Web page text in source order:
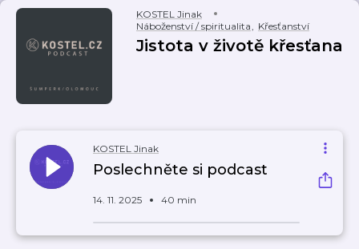
KOSTEL Jinak
Náboženství / spiritualita, Křesťanství
Jistota v životě křesťana
KOSTEL Jinak
Poslechněte si podcast
14. 11. 2025 40 min